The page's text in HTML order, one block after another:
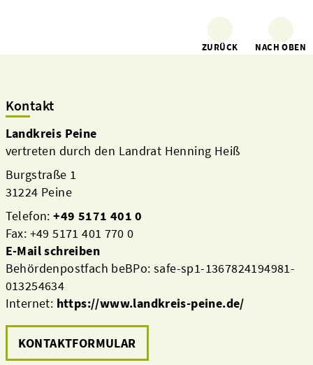
ZURÜCK NACH OBEN
Kontakt
Landkreis Peine
vertreten durch den Landrat Henning Heiß
Burgstraße 1
31224 Peine
Telefon:+49 5171 401 0
Fax: +49 5171 401 770 0
E-Mail schreiben
Behördenpostfach beBPo: safe-sp1-1367824194981-
013254634
Internet: https://www.landkreis-peine.de/
KONTAKTFORMULAR